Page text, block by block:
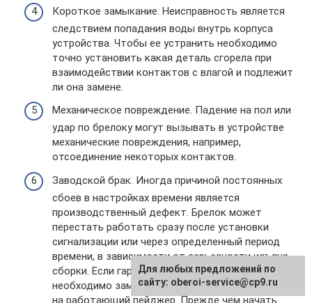
Короткое замыкание. Неисправность является
следствием попадания воды внутрь корпуса
устройства. Чтобы ее устранить необходимо
точно установить какая деталь сгорела при
взаимодействии контактов с влагой и подлежит
ли она замене.
Механическое повреждение. Падение на пол или
удар по брелоку могут вызывать в устройстве
механические повреждения, например,
отсоединение некоторых контактов.
Заводской брак. Иногда причиной постоянных
сбоев в настройках времени является
производственный дефект. Брелок может
перестать работать сразу после установки
сигнализации или через определенный период
времени, в зависимости от серьезности изъяна
сборки. Если гарантийный срок еще не вышел,
необходимо заменить неисправное устройство
на работающий пейджер. Прежде чем начать
Для любых предложений по
сайту: oberoi-service@cp9.ru